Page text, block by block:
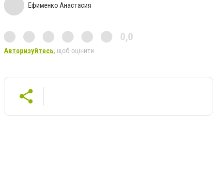
Ефименко Анастасия
0,0
Авторизуйтесь, щоб оцінити